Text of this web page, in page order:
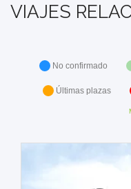
VIAJES
No confirmado
Últimas plazas